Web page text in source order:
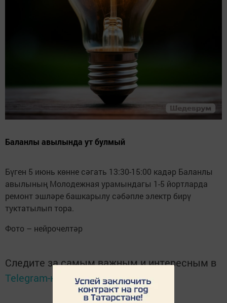
Баланлы авылында ут булмый
Бүген 5 июнь көнне сәгать 13:30-15:00 кадәр Баланлы
авылының Молодежная урамындагы 1-5 йортларда
ремонт эшләре башкарылу сәбәпле электр бирү
туктатылып тора.
Фото – нейрочелтәр
Следите за самым важным и интересным в
Telegram-каналеТатмедиа